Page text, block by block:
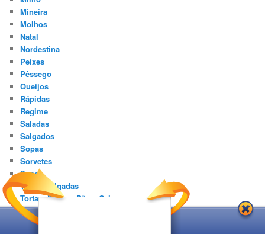
Mineira
Molhos
Natal
Nordestina
Peixes
Pêssego
Queijos
Rápidas
Regime
Saladas
Salgados
Sopas
Sorvetes
Sucos
Tortas Salgadas
Tortas, Pizzas, Pães, Calzones
Vegetarianas
Vinagre